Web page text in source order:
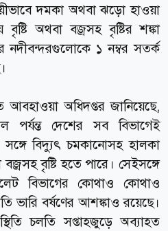
দমকা অথবা ঝড়ো হাওয়া
অথবা বজ্রসহ বৃষ্টির শঙ্কা
১ নম্বর সতর্ক
আবহাওয়া অধিদপ্তর জানিয়েছে,
দেশের সব বিভাগেই
সঙ্গে বিদ্যুৎ চমকানোসহ হালকা
বজ্রসহ বৃষ্টি হতে পারে। সেইসঙ্গে
বিভাগের কোথাও কোথাও
ভারি বর্ষণের আশঙ্কাও রয়েছে।
চলতি সপ্তাহজুড়ে অব্যাহত